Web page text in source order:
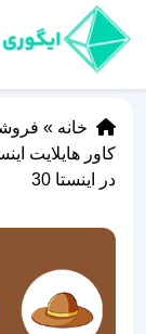
خانه »
کاور هایلایت
در اینستا 30